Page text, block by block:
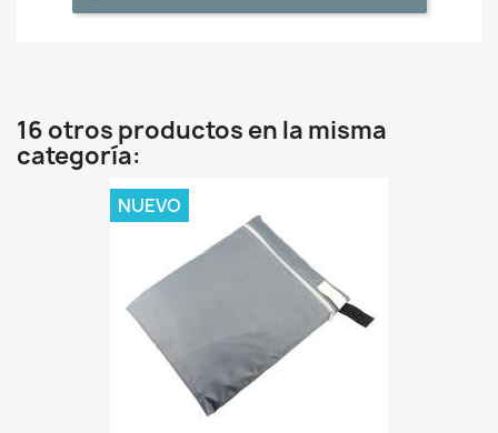
16 otros productos en la misma
categoría:
NUEVO